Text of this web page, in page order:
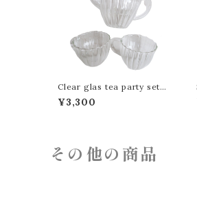
Clear glas tea party set/
クリアガラス ティーパーティ
ーセット
¥3,300
その他の商品